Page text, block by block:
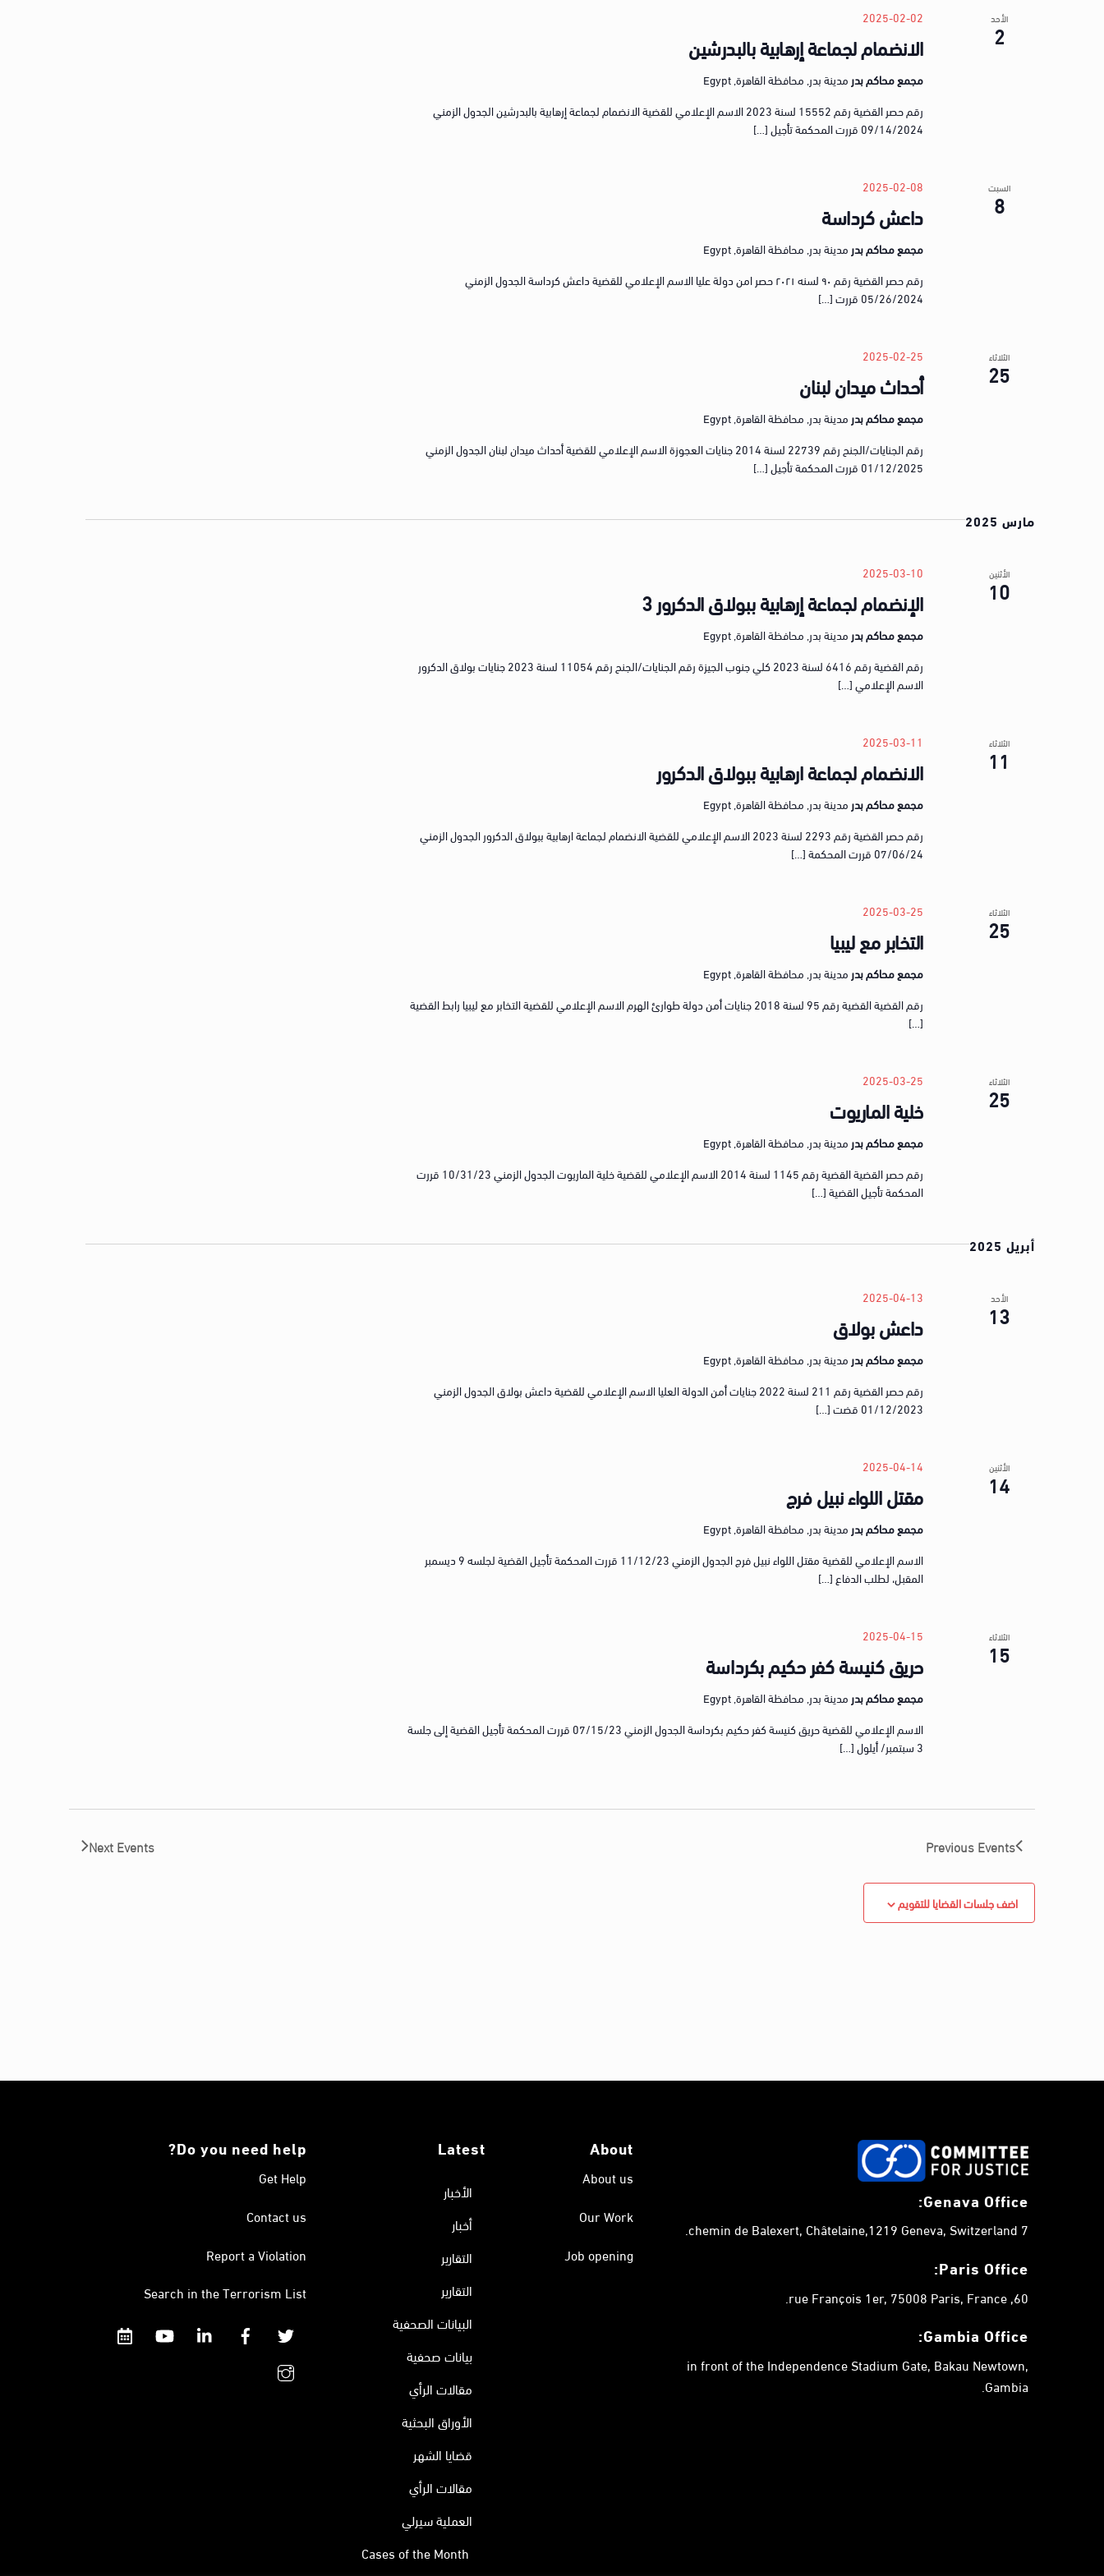
w
الأحد
2 الانضمام لجماعة إرهابية بالبدرشين
2025-02-02
مجمع محاكم بدر مدينة بدر, محافظة القاهرة, Egypt
رقم حصر القضية رقم 15552 لسنة 2023 الاسم الإعلامي للقضية الانضمام لجماعة إرهابية بالبدرشين الجدول الزمني
09/14/2024 قررت المحكمة تأجيل […]
السبت
8 داعش كرداسة
2025-02-08
مجمع محاكم بدر مدينة بدر, محافظة القاهرة, Egypt
رقم حصر القضية رقم ٩٠ لسنه ٢٠٢١ حصر امن دولة عليا الاسم الإعلامي للقضية داعش كرداسة الجدول الزمني
05/26/2024 قررت […]
الثلاثاء
25 أحداث ميدان لبنان
2025-02-25
مجمع محاكم بدر مدينة بدر, محافظة القاهرة, Egypt
رقم الجنايات/الجنح رقم 22739 لسنة 2014 جنايات العجوزة الاسم الإعلامي للقضية أحداث ميدان لبنان الجدول الزمني
01/12/2025 قررت المحكمة تأجيل […]
مارس 2025
الأثنين
10 الإنضمام لجماعة إرهابية ببولاق الدكرور 3
2025-03-10
مجمع محاكم بدر مدينة بدر, محافظة القاهرة, Egypt
رقم القضية رقم 6416 لسنة 2023 كلي جنوب الجيزة رقم الجنايات/الجنح رقم 11054 لسنة 2023 جنايات بولاق الدكرور
الاسم الإعلامي […]
الثلاثاء
11 الانضمام لجماعة ارهابية ببولاق الدكرور
2025-03-11
مجمع محاكم بدر مدينة بدر, محافظة القاهرة, Egypt
رقم حصر القضية رقم 2293 لسنة 2023 الاسم الإعلامي للقضية الانضمام لجماعة ارهابية ببولاق الدكرور الجدول الزمني
07/06/24 قررت المحكمة […]
الثلاثاء
25 التخابر مع ليبيا
2025-03-25
مجمع محاكم بدر مدينة بدر, محافظة القاهرة, Egypt
رقم القضية القضية رقم 95 لسنة 2018 جنايات أمن دولة طوارئ الهرم الاسم الإعلامي للقضية التخابر مع ليبيا رابط القضية
[…]
الثلاثاء
25 خلية الماريوت
2025-03-25
مجمع محاكم بدر مدينة بدر, محافظة القاهرة, Egypt
رقم حصر القضية القضية رقم 1145 لسنة 2014 الاسم الإعلامي للقضية خلية الماريوت الجدول الزمني 10/31/23 قررت
المحكمة تأجيل القضية […]
أبريل 2025
الأحد
13 داعش بولاق
2025-04-13
مجمع محاكم بدر مدينة بدر, محافظة القاهرة, Egypt
رقم حصر القضية رقم 211 لسنة 2022 جنايات أمن الدولة العليا الاسم الإعلامي للقضية داعش بولاق الجدول الزمني
01/12/2023 قضت […]
الأثنين
14 مقتل اللواء نبيل فرج
2025-04-14
مجمع محاكم بدر مدينة بدر, محافظة القاهرة, Egypt
الاسم الإعلامي للقضية مقتل اللواء نبيل فرج الجدول الزمني 11/12/23 قررت المحكمة تأجيل القضية لجلسه 9 ديسمبر
المقبل، لطلب الدفاع […]
الثلاثاء
15 حريق كنيسة كفر حكيم بكرداسة
2025-04-15
مجمع محاكم بدر مدينة بدر, محافظة القاهرة, Egypt
الاسم الإعلامي للقضية حريق كنيسة كفر حكيم بكرداسة الجدول الزمني 07/15/23 قررت المحكمة تأجيل القضية إلى جلسة
3 سبتمبر/ أيلول […]
PreviousEvents
NextEvents
اضف جلسات القضايا للتقويم
Genava Office:
7 chemin de Balexert, Châtelaine,1219 Geneva, Switzerland.
Paris Office:
60, rue François 1er, 75008 Paris, France.
Gambia Office:
in front of the Independence Stadium Gate, Bakau Newtown,
Gambia.
About
About us
Our Work
Job opening
Latest
الأخبار
أخبار
التقارير
التقارير
البيانات الصحفية
بيانات صحفية
مقالات الرأي
الأوراق البحثية
قضايا الشهر
مقالات الرأي
العملية سيرلي
Cases of the Month
Do you need help?
Get Help
Contact us
Report a Violation
Search in the Terrorism List
Twitter
Facebook
Linkedin
YouTube